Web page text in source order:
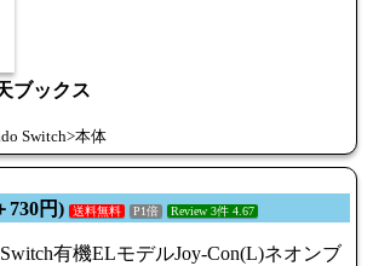
ブックス
Switch>本体
730円) 送料無料 P1倍 Review 3件 4.67
有機ELモデルJoy-Con(L)ネオンブ